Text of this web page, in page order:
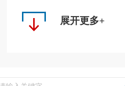
展开更多+